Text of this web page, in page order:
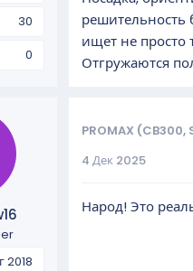
30
0
решительность
ищет не просто
Отгружаются
2018
PROMAX (CB300,
4 Дек 2025
Народ! Это